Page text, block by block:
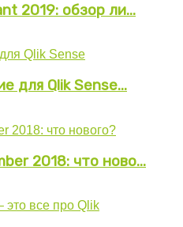
2019: обзор ли...
для Qlik Sense...
2018: что ново...